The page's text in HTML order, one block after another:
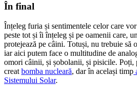
În final
Înțeleg furia și sentimentele celor care
peste tot și îi înțeleg și pe oamenii care,
protejează pe câini. Totuși, nu trebuie să
iar aici putem face o multitudine de
omori câinii, și șobolanii, și pisicile. Poți,
creat bomba nucleară, dar în același timp
Sistemului Solar.